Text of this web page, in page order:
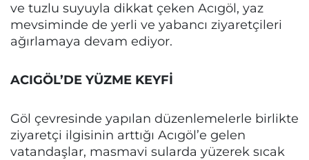
ve tuzlu suyuyla dikkat çeken Acıgöl, yaz
mevsiminde de yerli ve yabancı ziyaretçileri
ağırlamaya devam ediyor.
ACIGÖL’DE YÜZME KEYFİ
Göl çevresinde yapılan düzenlemelerle birlikte
ziyaretçi ilgisinin arttığı Acıgöl’e gelen
vatandaşlar, masmavi sularda yüzerek sıcak